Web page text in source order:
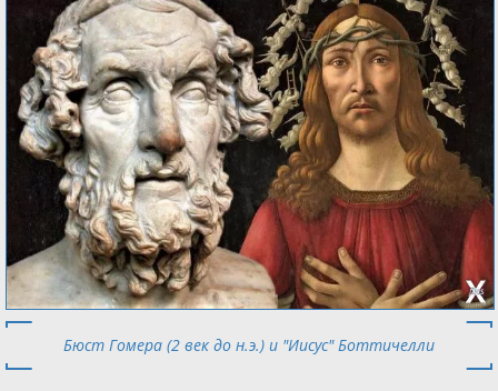
Бюст Гомера (2 век до н.э.) и "Иисус" Боттичелли